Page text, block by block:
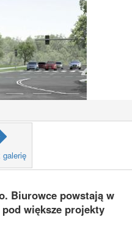
galerię
Biurowce powstają w
większe projekty